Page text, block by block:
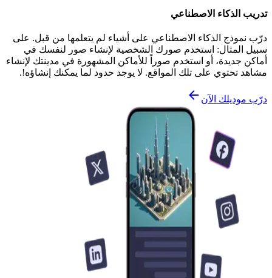
تدريب الذكاء الاصطناعي
درّب نموذج الذكاء الاصطناعي على أشياء لم يتعلمها من قبل. على
سبيل المثال: استخدم صورك الشخصية لإنشاء صور لنفسك في
أماكن جديدة، أو استخدم صوراً للأماكن المشهورة في مدينتك لإنشاء
مشاهد تحتوي على تلك المواقع. لا يوجد حدود لما يمكنك إنشاؤه!.
درّب موديلك الآن